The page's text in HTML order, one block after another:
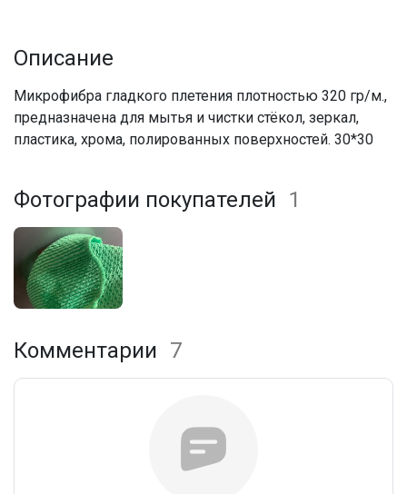
Описание
Микрофибра гладкого плетения плотностью 320 гр/м.,
предназначена для мытья и чистки стёкол, зеркал,
пластика, хрома, полированных поверхностей. 30*30
Фотографии покупателей 1
Комментарии 7